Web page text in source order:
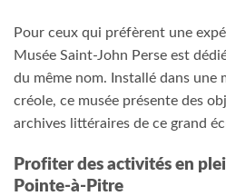
Pour ceux qui préfèrent une
Musée Saint-John Perse est
du même nom. Installé dans une
créole, ce musée présente des
archives littéraires de ce grand
Profiter des activités en
Pointe-à-Pitre